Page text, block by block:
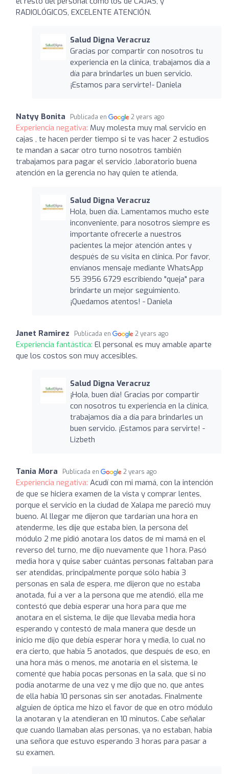
RADIOLÓGICOS, EXCELENTE ATENCIÓN.
Salud Digna Veracruz
Gracias por compartir con nosotros tu
experiencia en la clínica, trabajamos día a
día para brindarles un buen servicio.
¡Estamos para servirte!- Daniela
Natyy Bonita Publicada en 2 years ago
Experiencia negativa: Muy molesta muy mal servicio en
cajas , te hacen perder tiempo si te vas hacer 2 estudios
te mandan a sacar otro turno nosotros también
trabajamos para pagar el servicio ,laboratorio buena
atención en la gerencia no hay quien te atienda,
Salud Digna Veracruz
Hola, buen día. Lamentamos mucho este
inconveniente, para nosotros siempre es
importante ofrecerle a nuestros
pacientes la mejor atención antes y
después de su visita en clínica. Por favor,
envíanos mensaje mediante WhatsApp
55 3956 6729 escribiendo "queja" para
brindarte un mejor seguimiento.
¡Quedamos atentos! - Daniela
Janet Ramirez Publicada en 2 years ago
Experiencia fantástica: El personal es muy amable aparte
que los costos son muy accesibles.
Salud Digna Veracruz
¡Hola, buen día! Gracias por compartir
con nosotros tu experiencia en la clínica,
trabajamos día a día para brindarles un
buen servicio. ¡Estamos para servirte! -
Lizbeth
Tania Mora Publicada en 2 years ago
Experiencia negativa: Acudí con mi mamá, con la intención
de que se hiciera examen de la vista y comprar lentes,
porque el servicio en la ciudad de Xalapa me pareció muy
bueno. Al llegar me dijeron que tardarían una hora en
atenderme, les dije que estaba bien, la persona del
módulo 2 me pidió anotara los datos de mi mamá en el
reverso del turno, me dijo nuevamente que 1 hora. Pasó
media hora y quise saber cuántas personas faltaban para
ser atendidas, principalmente porque sólo había 3
personas en sala de espera, me dijeron que no estaba
anotada, fui a ver a la persona que me atendió, ella me
contestó que debía esperar una hora para que me
anotara en el sistema, le dije que llevaba media hora
esperando y contestó de mala manera que desde un
inicio me dijo que debía esperar hora y media, lo cual no
era cierto, que había 5 anotados, que después de eso, en
una hora más o menos, me anotaría en el sistema, le
comenté que había pocas personas en la sala, que si no
podía anotarme de una vez y me dijo que no, que antes
de ella había 10 personas sin ser anotadas. Finalmente
alguien de óptica me hizo el favor de que en otro módulo
la anotaran y la atendieran en 10 minutos. Cabe señalar
que cuando llamaban alas personas, ya no estaban, había
una señora que estuvo esperando 3 horas para pasar a
su examen.